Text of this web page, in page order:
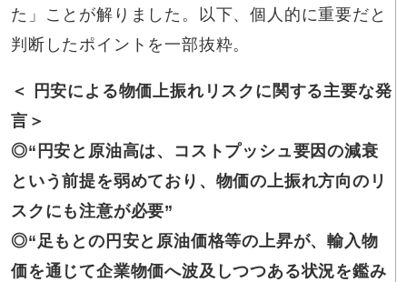
た」ことが解りました。以下、個人的に重要だと
判断したポイントを一部抜粋。
＜ 円安による物価上振れリスクに関する主要な発
言＞
◎“円安と原油高は、コストプッシュ要因の減衰
という前提を弱めており、物価の上振れ方向のリ
スクにも注意が必要”
◎“足もとの円安と原油価格等の上昇が、輸入物
価を通じて企業物価へ波及しつつある状況を鑑み